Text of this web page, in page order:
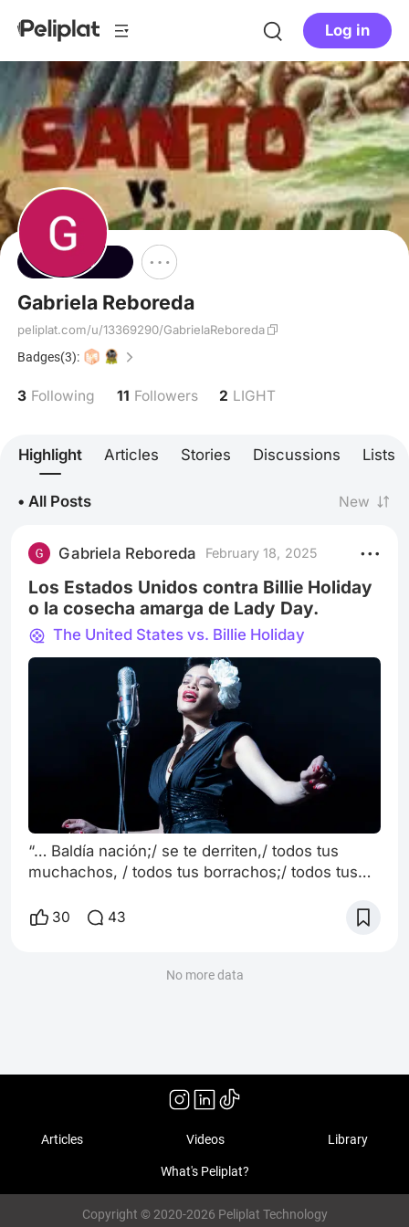
Log in
Follow
Gabriela Reboreda
peliplat.com/u/13369290/GabrielaReboreda
Badges(3):
3 Following 11 Followers 2 LIGHT
Highlight Articles Stories Discussions Lists
• All Posts New
Gabriela Reboreda February 18, 2025
Los Estados Unidos contra Billie Holiday
o la cosecha amarga de Lady Day.
The United States vs. Billie Holiday
“… Baldía nación;/ se te derriten,/ todos tus
muchachos, / todos tus borrachos;/ todos tus
Directamente del martirologio de Hollywood:
(Pensilvania, 1915). Oveja descarriada,
30 43
No more data
Articles Videos Library
What's Peliplat?
Copyright © 2020-2026 Peliplat Technology